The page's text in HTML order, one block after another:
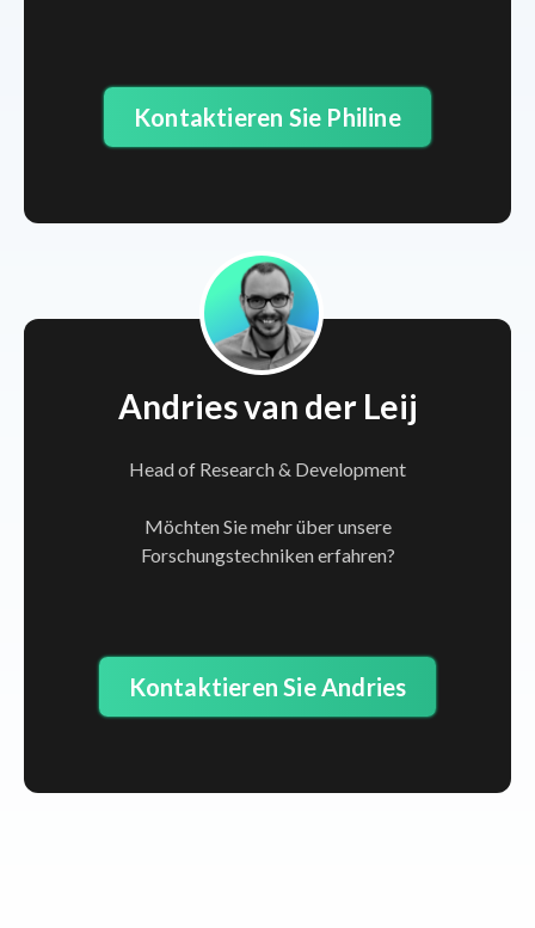
Kontaktieren Sie Philine
Andries van der Leij
Head of Research & Development
Möchten Sie mehr über unsere
Forschungstechniken erfahren?
Kontaktieren Sie Andries